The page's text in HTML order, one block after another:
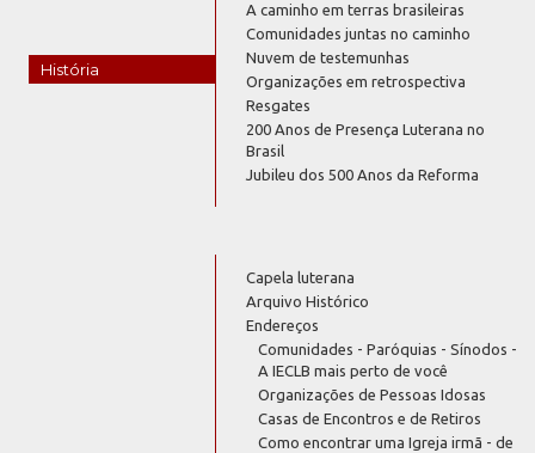
História
A caminho em terras brasileiras
Comunidades juntas no caminho
Nuvem de testemunhas
Organizações em retrospectiva
Resgates
200 Anos de Presença Luterana no
Brasil
Jubileu dos 500 Anos da Reforma
Capela luterana
Arquivo Histórico
Endereços
Comunidades - Paróquias - Sínodos -
A IECLB mais perto de você
Organizações de Pessoas Idosas
Casas de Encontros e de Retiros
Como encontrar uma Igreja irmã - de